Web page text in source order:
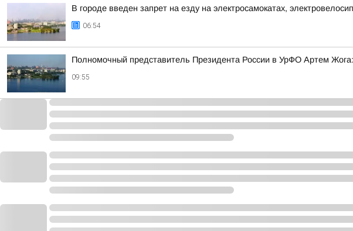
В городе введен запрет на езду на электросамокатах,
06:54
Полномочный представитель Президента России в УрФО Артем Жога:
09:55